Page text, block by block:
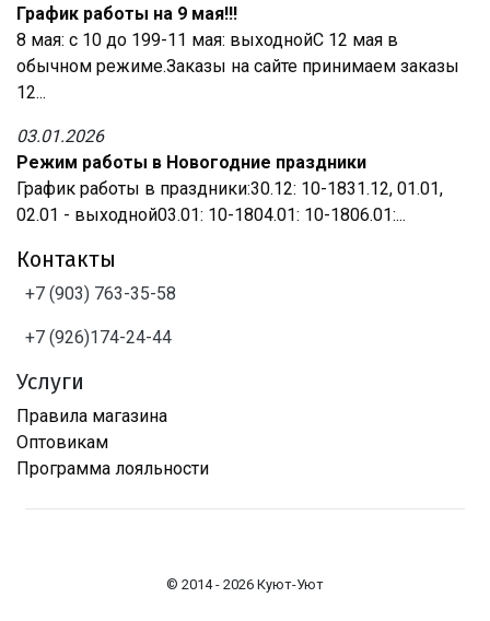
График работы на 9 мая!!!
8 мая: с 10 до 199-11 мая: выходнойС 12 мая в
обычном режиме.Заказы на сайте принимаем заказы
12...
03.01.2026
Режим работы в Новогодние праздники
График работы в праздники:30.12: 10-1831.12, 01.01,
02.01 - выходной03.01: 10-1804.01: 10-1806.01:...
Контакты
+7 (903) 763-35-58
+7 (926)174-24-44
Услуги
Правила магазина
Оптовикам
Программа лояльности
© 2014 - 2026 Куют-Уют